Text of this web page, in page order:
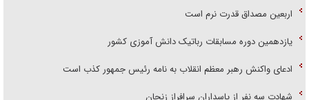
اربعین مصداق قدرت نرم است
یازدهمین دوره مسابقات رباتیک دانش آموزی کشور
ادعای واکنش رهبر معظم انقلاب به نامه رئیس جمهور کذب است
شهادت سه نفر از پاسداران سرافراز زنجان